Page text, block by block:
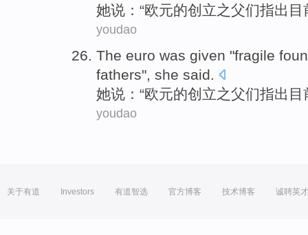
她说：“欧元的创立之父们指出目
youdao
The euro was given "fragile
fathers", she said.
她说：“欧元的创立之父们指出目
youdao
关于有道 Investors 有道智选 官方博客 技术博客 诚聘英才